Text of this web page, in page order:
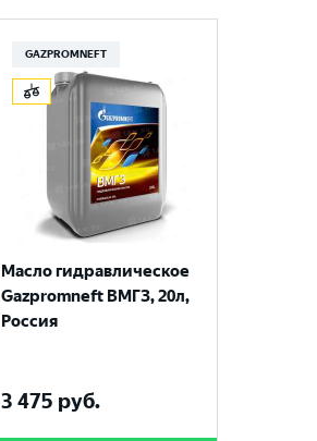
GAZPROMNEFT
Масло гидравлическое
Gazpromneft ВМГЗ, 20л,
Россия
3 475 руб.